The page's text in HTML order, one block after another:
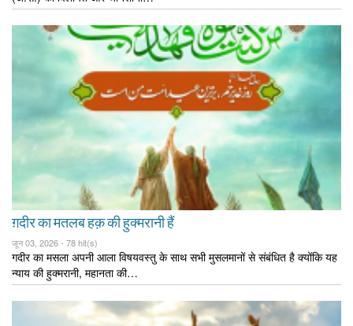
ग़दीर का मतलब हक़ की हुक्मरानी हैं
जून 03, 2026 - 78 hit(s)
गदीर का मसला अपनी आला विषयवस्तु के साथ सभी मुसलमानों से संबंधित है क्योंकि यह
न्याय की हुक्मरानी, महानता की…